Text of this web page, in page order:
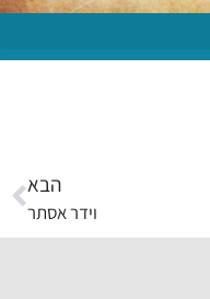
הבא
וידר אסתר